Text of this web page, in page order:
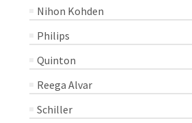
Nihon Kohden
Philips
Quinton
Reega Alvar
Schiller